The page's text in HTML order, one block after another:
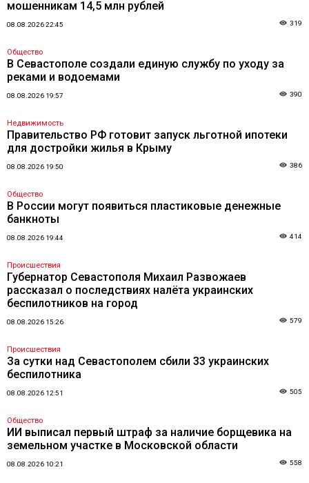
мошенникам 14,5 млн рублей
08.08.2026 22:45 319
Общество
В Севастополе создали единую службу по уходу за
реками и водоемами
08.08.2026 19:57 390
Недвижимость
Правительство РФ готовит запуск льготной ипотеки
для достройки жилья в Крыму
08.08.2026 19:50 386
Общество
В России могут появиться пластиковые денежные
банкноты
08.08.2026 19:44 414
Происшествия
Губернатор Севастополя Михаил Развожаев
рассказал о последствиях налёта украинских
беспилотников на город
08.08.2026 15:26 579
Происшествия
За сутки над Севастополем сбили 33 украинских
беспилотника
08.08.2026 12:51 505
Общество
ИИ выписал первый штраф за наличие борщевика на
земельном участке в Московской области
08.08.2026 10:21 558